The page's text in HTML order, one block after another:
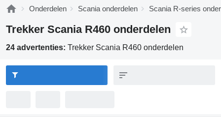
Onderdelen Scania onderdelen Scania R-series
Trekker Scania R460 onderdelen
24 advertenties: Trekker Scania R460 onderdelen